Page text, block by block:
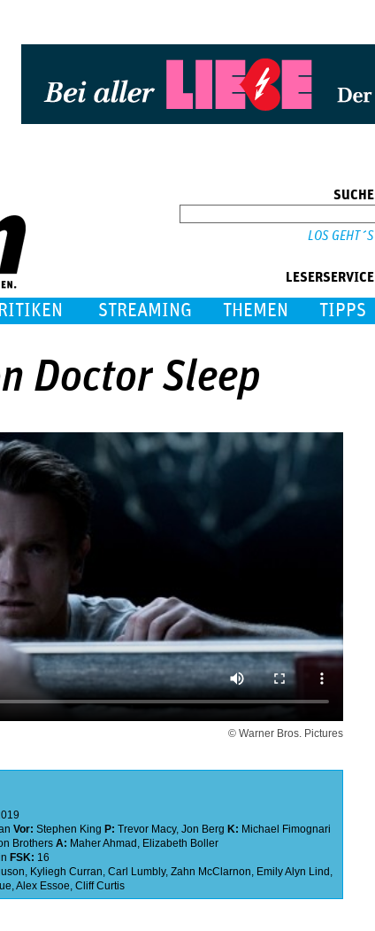
SUCHE
LESERSERVICE
STREAMING THEMEN TIPPS
Doctor Sleep
© Warner Bros. Pictures
Vor: Stephen King P: Trevor Macy, Jon Berg K: Michael Fimognari
Brothers A: Maher Ahmad , Elizabeth Boller
FSK: 16
, Kyliegh Curran, Carl Lumbly, Zahn McClarnon, Emily Alyn Lind ,
,Alex Essoe, Cliff Curtis